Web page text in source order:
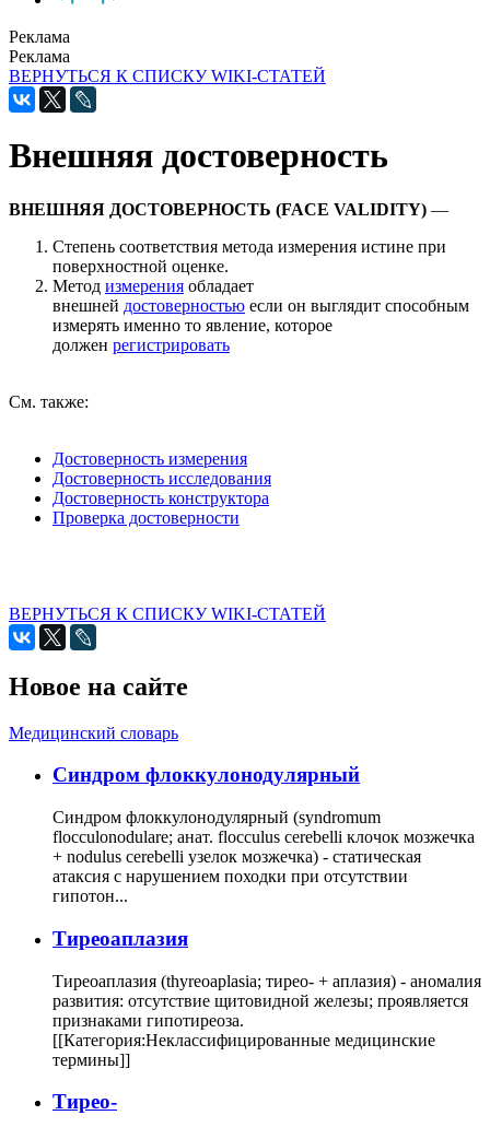
Реклама
Реклама
ВЕРНУТЬСЯ К СПИСКУ WIKI-СТАТЕЙ
Внешняя достоверность
ВНЕШНЯЯ ДОСТОВЕРНОСТЬ (FACE VALIDITY) —
Степень соответствия метода измерения истине при
поверхностной оценке.
Метод измерения обладает
внешней достоверностью если он выглядит способным
измерять именно то явление, которое
должен регистрировать
См. также:
Достоверность измерения
Достоверность исследования
Достоверность конструктора
Проверка достоверности
ВЕРНУТЬСЯ К СПИСКУ WIKI-СТАТЕЙ
Новое на сайте
Медицинский словарь
Cиндром флоккулонодулярный
Синдром флоккулонодулярный (syndromum
flocculonodulare; анат. flocculus cerebelli клочок мозжечка
+ nodulus cerebelli узелок мозжечка) - статическая
атаксия с нарушением походки при отсутствии
гипотон...
Тиреоаплазия
Тиреоаплазия (thyreoaplasia; тирео- + аплазия) - аномалия
развития: отсутствие щитовидной железы; проявляется
признаками гипотиреоза.
[[Категория:Неклассифицированные медицинские
термины]]
Тирео-